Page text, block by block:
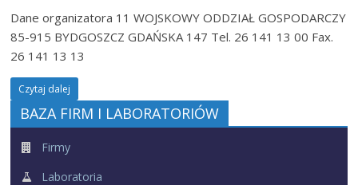
Dane organizatora 11 WOJSKOWY ODDZIAŁ GOSPODARCZY
85-915 BYDGOSZCZ GDAŃSKA 147 Tel. 26 141 13 00 Fax.
26 141 13 13
Czytaj dalej
BAZA FIRM I LABORATORIÓW
Firmy
Laboratoria